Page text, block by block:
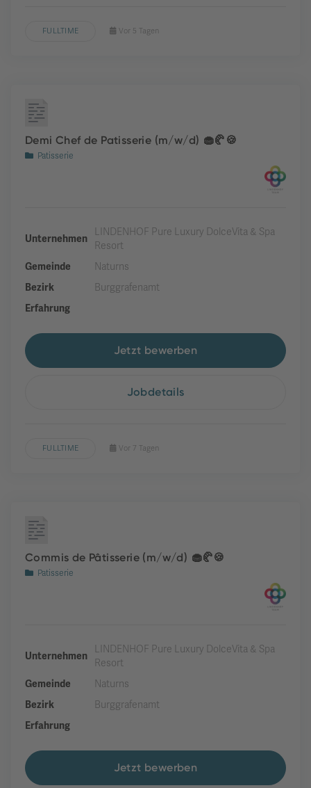
FULLTIME Vor 5 Tagen
Demi Chef de Patisserie (m/w/d) 🧁🥐🍪
Patisserie
Unternehmen
LINDENHOF Pure Luxury DolceVita & Spa
Resort
Gemeinde
Naturns
Bezirk
Burggrafenamt
Erfahrung
Jetzt bewerben
Jobdetails
FULLTIME Vor 7 Tagen
Commis de Pâtisserie (m/w/d) 🧁🥐🍪
Patisserie
Unternehmen
LINDENHOF Pure Luxury DolceVita & Spa
Resort
Gemeinde
Naturns
Bezirk
Burggrafenamt
Erfahrung
Jetzt bewerben